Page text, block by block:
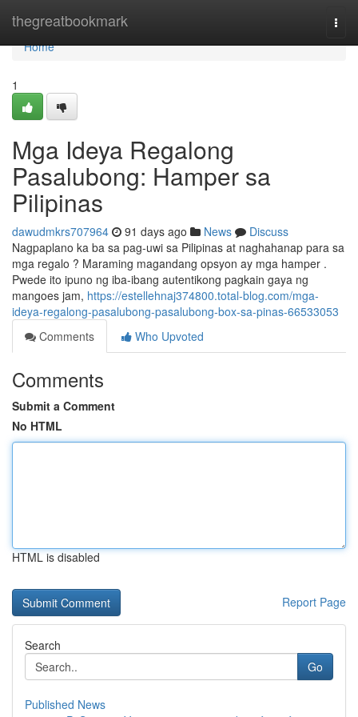
thegreatbookmark
Home
Home
1
Mga Ideya Regalong
Pasalubong: Hamper sa
Pilipinas
dawudmkrs707964 91 days ago News
Discuss
Nagpaplano ka ba sa pag-uwi sa Pilipinas at naghahanap para sa
mga regalo ? Maraming magandang opsyon ay mga hamper .
Pwede ito ipuno ng iba-ibang autentikong pagkain gaya ng
mangoes jam, https://estellehnaj374800.total-blog.com/mga-
ideya-regalong-pasalubong-pasalubong-box-sa-pinas-66533053
Comments
Who Upvoted
Comments
Submit a Comment
No HTML
HTML is disabled
Report Page
Search
Go
Published News